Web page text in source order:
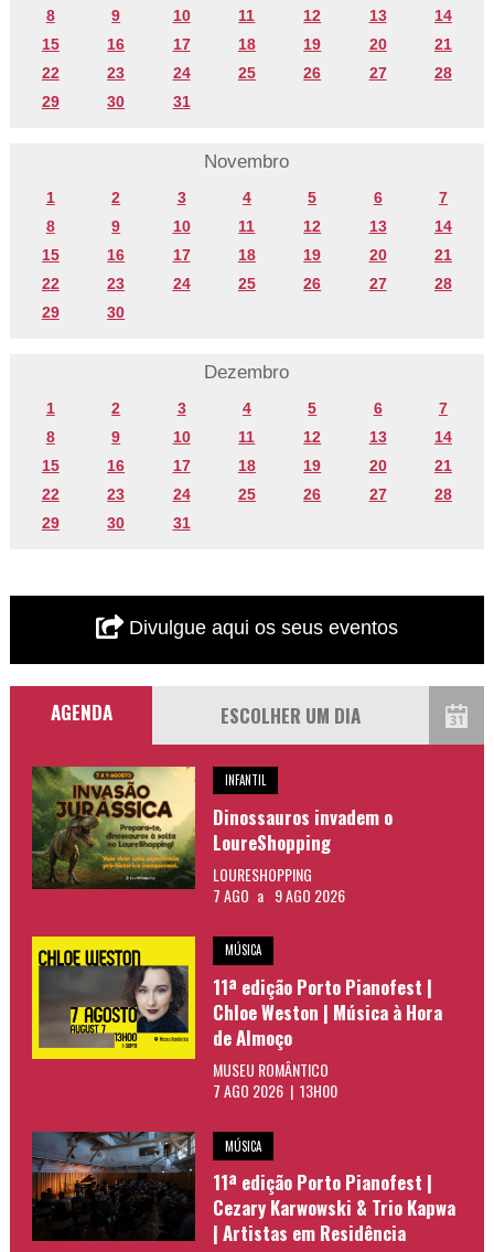
8 9 10 11 12 13
14
15
16 17 18 19 20
21
22
23 24 25 26 27
28
29
30 31
Novembro
1 2 3 4 5 6
7
8
9 10 11 12 13
14
15
16 17 18 19 20
21
22
23 24 25 26 27
28
29
30
Dezembro
1 2 3 4 5 6
7
8
9 10 11 12 13
14
15
16 17 18 19 20
21
22
23 24 25 26 27
28
29
30 31
Divulgue aqui os seus eventos
AGENDA
INFANTIL
Dinossauros invadem o
LoureShopping
LOURESHOPPING
7 AGO a 9 AGO 2026
MÚSICA
11ª edição Porto Pianofest |
Chloe Weston | Música à Hora
de Almoço
MUSEU ROMÂNTICO
7 AGO 2026 | 13H00
MÚSICA
11ª edição Porto Pianofest |
Cezary Karwowski & Trio Kapwa
| Artistas em Residência